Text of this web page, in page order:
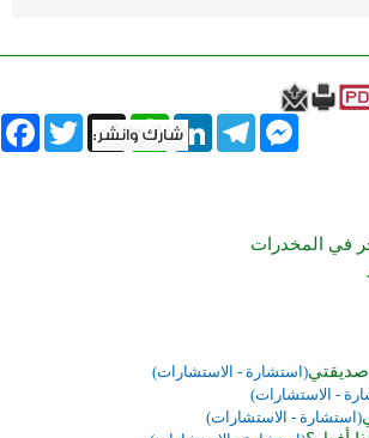
Twitter X
WhatsAppLinkedInTelegram
Messenger
في المخدرات
صديقتي(استشارة - الاستشارات)
- الاستشارات)
(استشارة - الاستشارات)